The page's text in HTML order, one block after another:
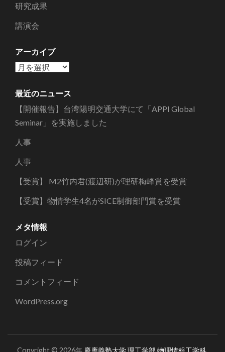
研究成果
講演会
アーカイブ
ア
カ
イ
ブ
最近のニュース
【開催報告】台湾陽明交通大学にて「APPI Global
Seminar」を実施しました
人事
人事
【受賞】 M2竹内君(渡辺研)が理研梅峰賞を受賞
【受賞】物情学生4名がSICE制御部門賞を受賞
メタ情報
ログイン
投稿フィード
コメントフィード
WordPress.org
Copyright © 2026年 慶應義塾大学 理工学部 物理情報工学科